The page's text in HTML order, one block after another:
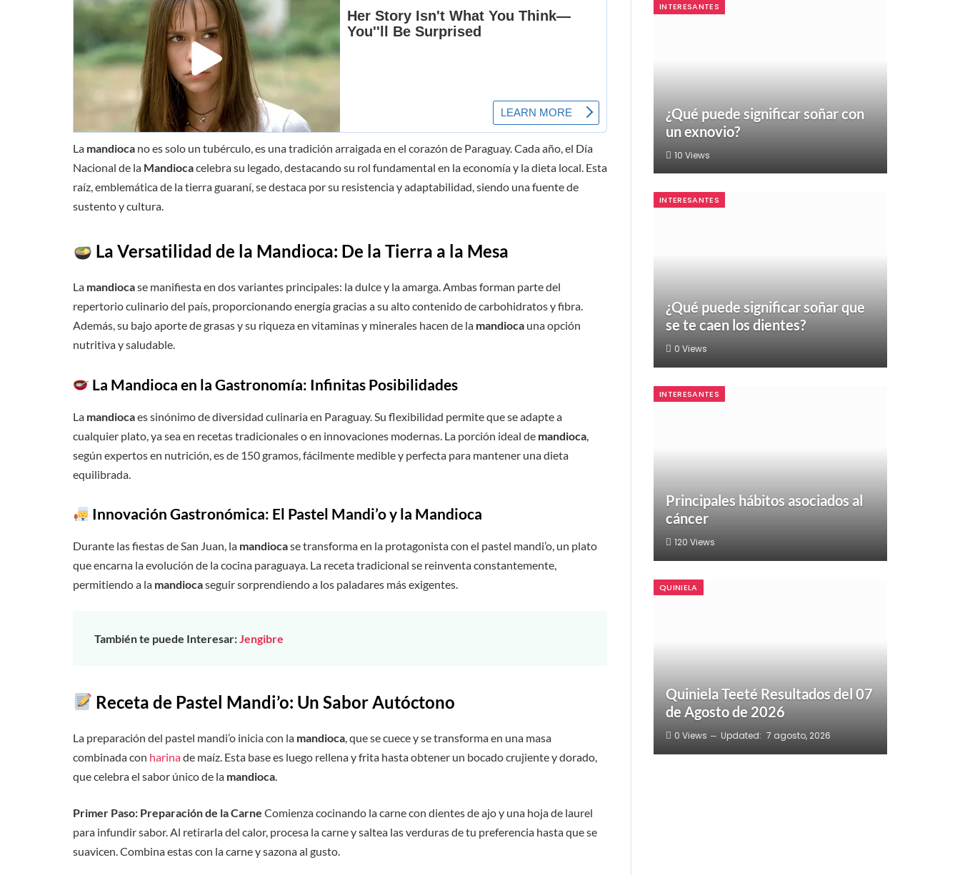
La mandioca no es solo un tubérculo, es una tradición arraigada en el corazón de Paraguay. Cada año, el Día
Nacional de la Mandiocacelebra su legado, destacando su rol fundamental en la economía y la dieta local. Esta
raíz, emblemática de la tierra guaraní, se destaca por su resistencia y adaptabilidad, siendo una fuente de
sustento y cultura.
La Versatilidad de la Mandioca: De la Tierra a la Mesa
La mandiocase manifiesta en dos variantes principales: la dulce y la amarga. Ambas forman parte del
repertorio culinario del país, proporcionando energía gracias a su alto contenido de carbohidratos y fibra.
Además, su bajo aporte de grasas y su riqueza en vitaminas y minerales hacen de la mandioca una opción
nutritiva y saludable.
La Mandioca en la Gastronomía: Infinitas Posibilidades
La mandiocaes sinónimo de diversidad culinaria en Paraguay. Su flexibilidad permite que se adapte a
cualquier plato, ya sea en recetas tradicionales o en innovaciones modernas. La porción ideal de mandioca
según expertos en nutrición, es de 150 gramos, fácilmente medible y perfecta para mantener una dieta
equilibrada.
Innovación Gastronómica: El Pastel Mandi’o y la Mandioca
Durante las fiestas de San Juan, la mandiocase transforma en la protagonista con el pastel mandi’o, un plato
que encarna la evolución de la cocina paraguaya. La receta tradicional se reinventa constantemente,
permitiendo a la mandiocaseguir sorprendiendo a los paladares más exigentes.
También te puede Interesar:Jengibre
Receta de Pastel Mandi’o: Un Sabor Autóctono
La preparación del pastel mandi’o inicia con la mandioca , que se cuece y se transforma en una masa
combinada con harinade maíz. Esta base es luego rellena y frita hasta obtener un bocado crujiente y dorado,
que celebra el sabor único de la mandioca
Primer Paso: Preparación de la Carne Comienza cocinando la carne con dientes de ajo y una hoja de laurel
para infundir sabor. Al retirarla del calor, procesa la carne y saltea las verduras de tu preferencia hasta que se
suavicen. Combina estas con la carne y sazona al gusto.
INTERESANTES
¿Qué puede significar soñar con
un exnovio?
10 Views
INTERESANTES
¿Qué puede significar soñar que
se te caen los dientes?
0 Views
INTERESANTES
Principales hábitos asociados al
cáncer
120 Views
QUINIELA
Quiniela Teeté Resultados del 07
de Agosto de 2026
0 Views Updated: 7 agosto, 2026